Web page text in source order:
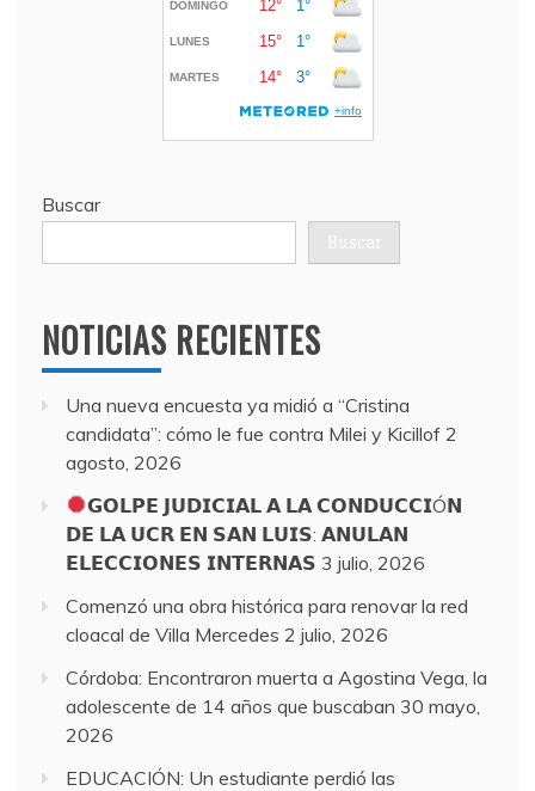
Buscar
Buscar
NOTICIAS RECIENTES
Una nueva encuesta ya midió a “Cristina
candidata”: cómo le fue contra Milei y Kicillof 2
agosto, 2026
𝗚𝗢𝗟𝗣𝗘 𝗝𝗨𝗗𝗜𝗖𝗜𝗔𝗟 𝗔 𝗟𝗔 𝗖𝗢𝗡𝗗𝗨𝗖𝗖𝗜Ó𝗡
𝗗𝗘 𝗟𝗔 𝗨𝗖𝗥 𝗘𝗡 𝗦𝗔𝗡 𝗟𝗨𝗜𝗦: 𝗔𝗡𝗨𝗟𝗔𝗡
𝗘𝗟𝗘𝗖𝗖𝗜𝗢𝗡𝗘𝗦 𝗜𝗡𝗧𝗘𝗥𝗡𝗔𝗦 3 julio, 2026
Comenzó una obra histórica para renovar la red
cloacal de Villa Mercedes 2 julio, 2026
Córdoba: Encontraron muerta a Agostina Vega, la
adolescente de 14 años que buscaban 30 mayo,
2026
EDUCACIÓN: Un estudiante perdió las